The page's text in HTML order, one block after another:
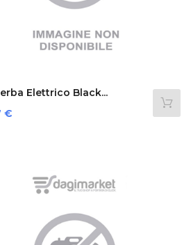
Elettrico Black...
€